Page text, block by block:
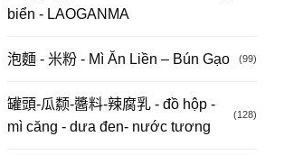
biển - LAOGANMA
泡麵 - 米粉 - Mì Ăn Liền – Bún Gạo (99)
罐頭-瓜颣-醬料-辣腐乳 - đồ hộp -
mì căng - dưa đen- nước tương
(128)